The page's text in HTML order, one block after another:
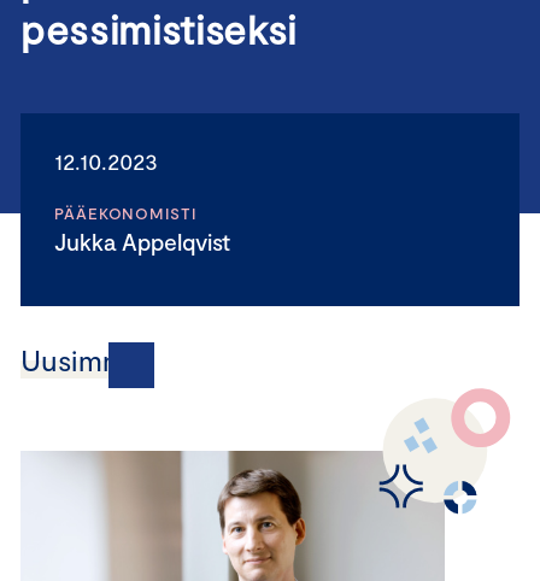
pessimistiseksi
12.10.2023
PÄÄEKONOMISTI
Jukka Appelqvist
Uusimmat